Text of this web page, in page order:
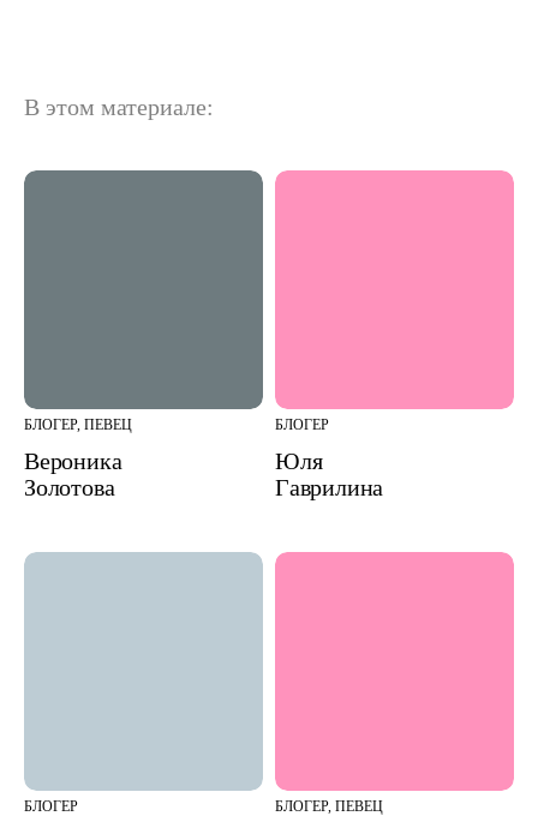
В этом материале:
БЛОГЕР, ПЕВЕЦ
Вероника
Золотова
БЛОГЕР
Юля
Гаврилина
БЛОГЕР БЛОГЕР, ПЕВЕЦ